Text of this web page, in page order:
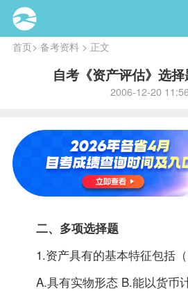
首页> 备考资料> 正文
自考《资产评估》选择
2006-12-20
二、多项选择题
1.资产具有的基本特征包括（
A.具有实物形态 B.能以货币